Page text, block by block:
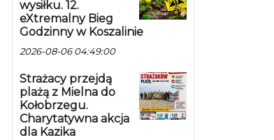
wysiłku. 12.
eXtremalny Bieg
Godzinny w Koszalinie
2026-08-06 04:49:00
Strażacy przejdą
plażą z Mielna do
Kołobrzegu.
Charytatywna akcja
dla Kazika